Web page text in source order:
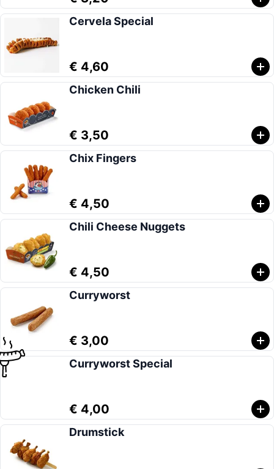
Cervela Special
€ 4,60
Chicken Chili
€ 3,50
Chix Fingers
€ 4,50
Chili Cheese Nuggets
€ 4,50
Curryworst
€ 3,00
Curryworst Special
€ 4,00
Drumstick